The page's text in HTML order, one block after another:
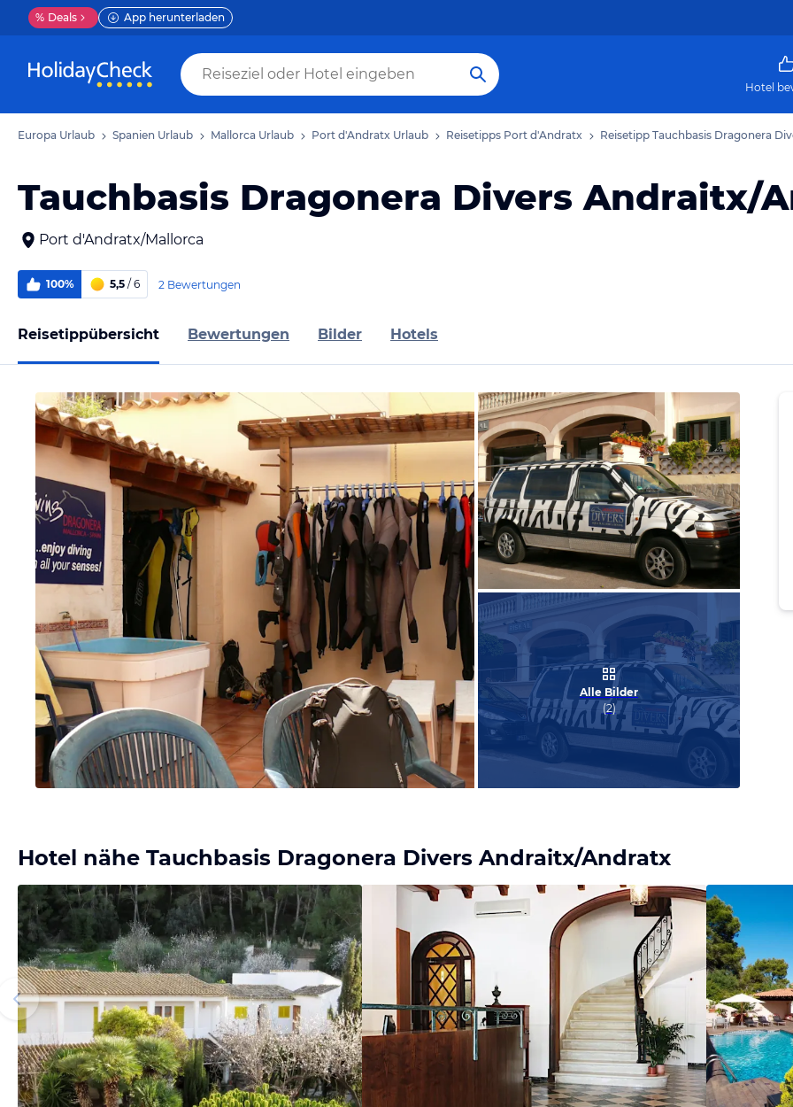
% Deals App herunterladen
Hotel
Europa Urlaub Spanien Urlaub Mallorca Urlaub Port d'Andratx Urlaub Reisetipps Port d'Andratx Reisetipp Tauchbasis Dragonera
Tauchbasis Dragonera Divers Andraitx/
Port d'Andratx/Mallorca
100% 5,5 / 6 2 Bewertungen
Reisetippübersicht Bewertungen Bilder Hotels
Bild melden
von Michael
Alle Bilder
(2)
Hotel nähe Tauchbasis Dragonera Divers Andraitx/Andratx